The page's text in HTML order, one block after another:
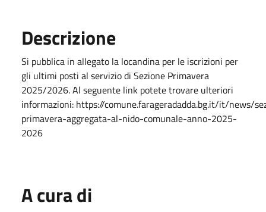
Descrizione
Si pubblica in allegato la locandina per le iscrizioni per
gli ultimi posti al servizio di Sezione Primavera
2025/2026. Al seguente link potete trovare ulteriori
informazioni: https://comune.farageradadda.bg.it/it/news/
primavera-aggregata-al-nido-comunale-anno-2025-
2026
A cura di